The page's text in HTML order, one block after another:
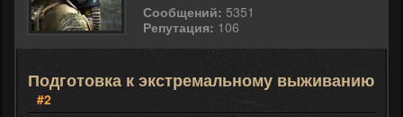
Сообщений: 5351
Репутация: 106
Подготовка к экстремальному выживанию
#2